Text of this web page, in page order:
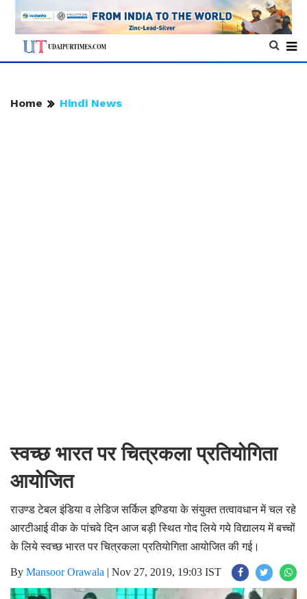
Home Hindi News
स्वच्छ भारत पर चित्रकला प्रतियोगिता
आयोजित
राउण्ड टेबल इंडिया व लेडिज सर्किल इण्डिया के संयुक्त तत्वावधान में चल रहे
आरटीआई वीक के पांचवे दिन आज बड़ी स्थित गोद लिये गये विद्यालय में बच्चों
के लिये स्वच्छ भारत पर चित्रकला प्रतियोगिता आयोजित की गई।
By Mansoor Orawala | Nov 27, 2019, 19:03 IST